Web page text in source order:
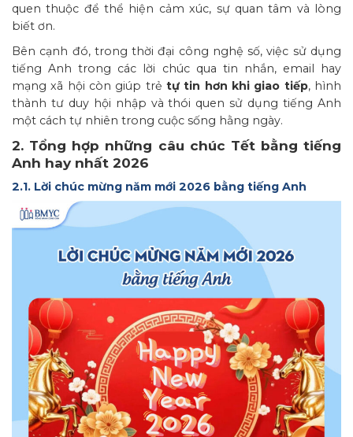
quen thuộc để thể hiện cảm xúc, sự quan tâm và lòng
biết ơn.
Bên cạnh đó, trong thời đại công nghệ số, việc sử dụng
tiếng Anh trong các lời chúc qua tin nhắn, email hay
mạng xã hội còn giúp trẻ tự tin hơn khi giao tiếp, hình
thành tư duy hội nhập và thói quen sử dụng tiếng Anh
một cách tự nhiên trong cuộc sống hằng ngày.
2. Tổng hợp những câu chúc Tết bằng tiếng
Anh hay nhất 2026
2.1. Lời chúc mừng năm mới 2026 bằng tiếng Anh